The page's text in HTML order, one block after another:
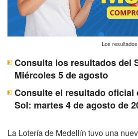
Los
Consulta los resultados del
Miércoles 5 de agosto
Consulte el resultado oficial
Sol: martes 4 de agosto de
La Lotería de Medellín tuvo una